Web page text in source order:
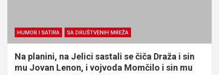
HUMOR I SATIRA SA DRUŠTVENIH MREŽA
Na planini, na Jelici sastali se čiča Draža i sin
mu Jovan Lenon, i vojvoda Momčilo i sin mu